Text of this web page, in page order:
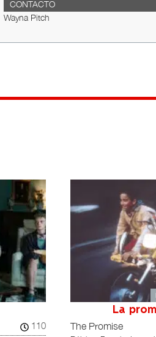
CONTACTO
Wayna Pitch
110
La
The Promise